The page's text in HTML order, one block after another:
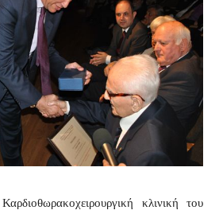
κλινική του